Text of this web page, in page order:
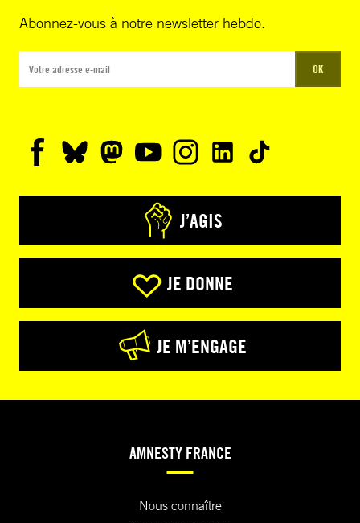
Abonnez-vous à notre newsletter hebdo.
OK
J’AGIS
JE DONNE
JE M’ENGAGE
AMNESTY FRANCE
Nous connaître